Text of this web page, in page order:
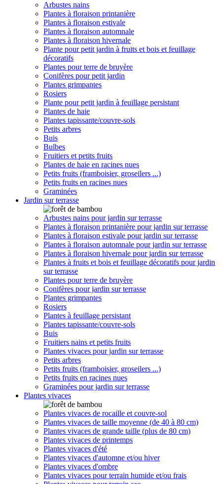
Arbustes nains
Plantes à floraison printanière
Plantes à floraison estivale
Plantes à floraison automnale
Plantes à floraison hivernale
Plante pour petit jardin à fruits et bois et feuillage
décoratifs
Plantes pour terre de bruyère
Conifères pour petit jardin
Plantes grimpantes
Rosiers
Plante pour petit jardin à feuillage persistant
Plantes de haie
Plantes tapissante/couvre-sols
Petits arbres
Buis
Bulbes
Fruitiers et petits fruits
Plantes de haie en racines nues
Petits fruits (framboisier, groseilers ...)
Petits fruits en racines nues
Graminées
Jardin sur terrasse
Arbustes nains pour jardin sur terrasse
Plantes à floraison printanière pour jardin sur terrasse
Plantes à floraison estivale pour jardin sur terrasse
Plantes à floraison automnale pour jardin sur terrasse
Plantes à floraison hivernale pour jardin sur terrasse
Plantes à fruits et bois et feuillage décoratifs pour jardin
sur terrasse
Plantes pour terre de bruyère
Conifères pour jardin sur terrasse
Plantes grimpantes
Rosiers
Plantes à feuillage persistant
Plantes tapissante/couvre-sols
Buis
Fruitiers nains et petits fruits
Plantes vivaces pour jardin sur terrasse
Petits arbres
Petits fruits (framboisier, groseilers ...)
Petits fruits en racines nues
Graminées pour jardin sur terrasse
Plantes vivaces
Plantes vivaces de rocaille et couvre-sol
Plantes vivaces de taille moyenne (de 40 à 80 cm)
Plantes vivaces de grande taille (plus de 80 cm)
Plantes vivaces de printemps
Plantes vivaces d'été
Plantes vivaces d'automne et/ou hiver
Plantes vivaces d'ombre
Plantes vivaces pour terrain humide et/ou frais